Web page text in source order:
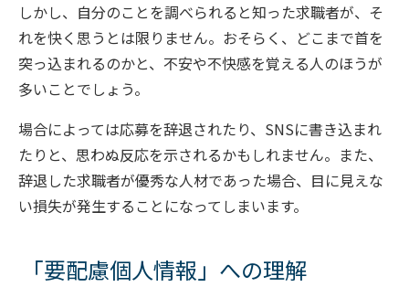
しかし、自分のことを調べられると知った求職者が、そ
れを快く思うとは限りません。おそらく、どこまで首を
突っ込まれるのかと、不安や不快感を覚える人のほうが
多いことでしょう。
場合によっては応募を辞退されたり、SNSに書き込まれ
たりと、思わぬ反応を示されるかもしれません。また、
辞退した求職者が優秀な人材であった場合、目に見えな
い損失が発生することになってしまいます。
「要配慮個人情報」への理解